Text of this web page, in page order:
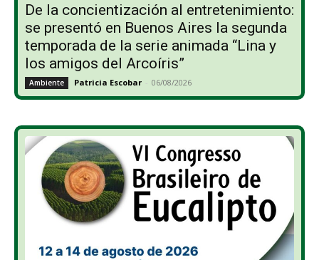
De la concientización al entretenimiento:
se presentó en Buenos Aires la segunda
temporada de la serie animada “Lina y
los amigos del Arcoíris”
Ambiente Patricia Escobar - 06/08/2026